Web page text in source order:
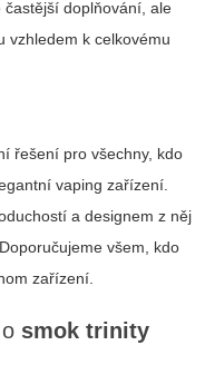
doplňování, ale
vzhledem k celkovému
řešení pro všechny, kdo
vaping zařízení.
a designem z něj
všem, kdo
zařízení.
smok trinity